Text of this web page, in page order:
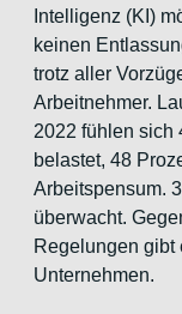
Intelligenz (KI)
keinen
trotz aller
Arbeitnehmer.
2022 fühlen sich
belastet, 48
Arbeitspensum.
überwacht.
Regelungen gibt
Unternehmen.